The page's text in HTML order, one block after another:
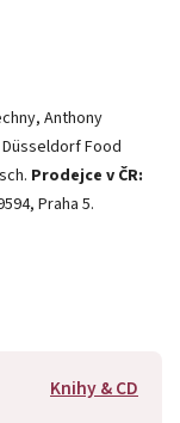
Anthony
Düsseldorf Food
Prodejce v ČR:
Praha 5.
Knihy & CD